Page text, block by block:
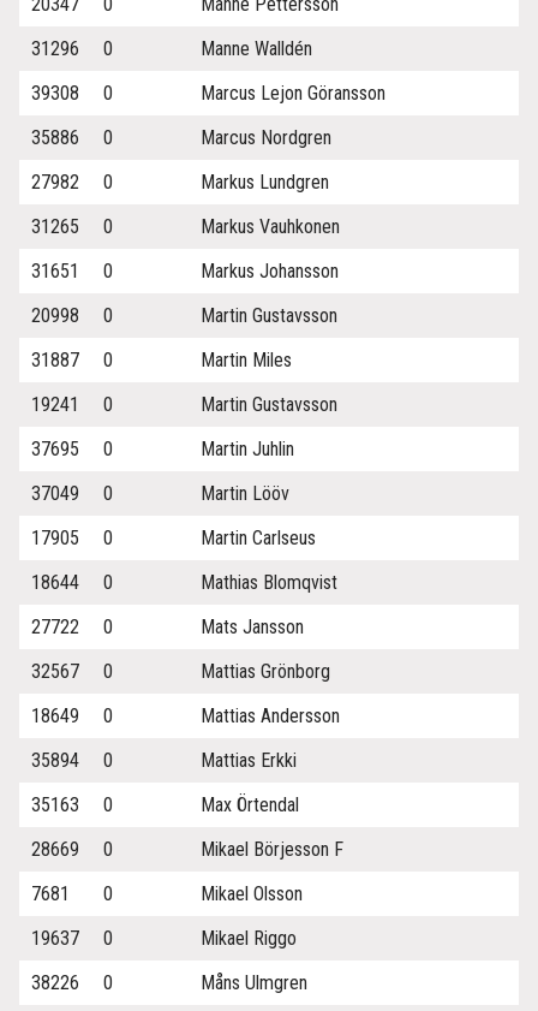
31296
0
Manne Walldén
39308
0
Marcus Lejon Göransson
35886
0
Marcus Nordgren
27982
0
Markus Lundgren
31265
0
Markus Vauhkonen
31651
0
Markus Johansson
20998
0
Martin Gustavsson
31887
0
Martin Miles
19241
0
Martin Gustavsson
37695
0
Martin Juhlin
37049
0
Martin Lööv
17905
0
Martin Carlseus
18644
0
Mathias Blomqvist
27722
0
Mats Jansson
32567
0
Mattias Grönborg
18649
0
Mattias Andersson
35894
0
Mattias Erkki
35163
0
Max Örtendal
28669
0
Mikael Börjesson F
7681
0
Mikael Olsson
19637
0
Mikael Riggo
38226
0
Måns Ulmgren